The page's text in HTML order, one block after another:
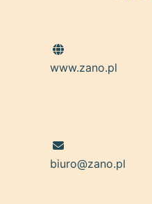
www.zano.pl
biuro@zano.pl